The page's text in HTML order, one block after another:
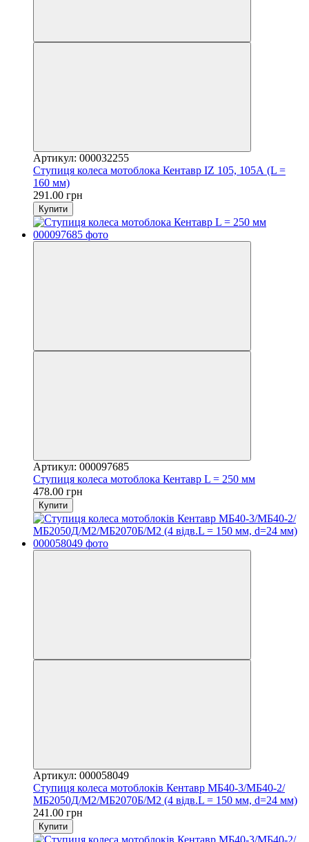
Артикул: 000032255
Ступиця колеса мотоблока Кентавр IZ 105, 105А (L =
160 мм)
291.00 грн
Купити
Артикул: 000097685
Ступиця колеса мотоблока Кентавр L = 250 мм
478.00 грн
Купити
Артикул: 000058049
Ступиця колеса мотоблоків Кентавр МБ40-3/МБ40-2/
МБ2050Д/М2/МБ2070Б/М2 (4 відв.L = 150 мм, d=24 мм)
241.00 грн
Купити